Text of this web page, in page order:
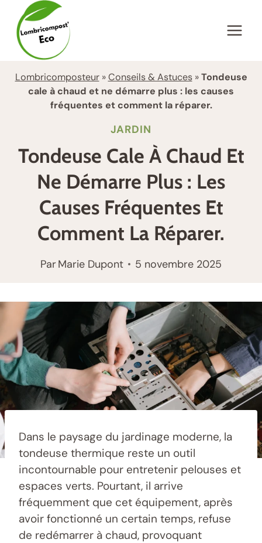
contenu
Lombricomposteur»Conseils & Astuces»Tondeuse
cale à chaud et ne démarre plus : les causes
fréquentes et comment la réparer.
JARDIN
Tondeuse Cale À Chaud Et
Ne Démarre Plus : Les
Causes Fréquentes Et
Comment La Réparer.
ParMarie Dupont 5 novembre 2025
Dans le paysage du jardinage moderne, la
tondeuse thermique reste un outil
incontournable pour entretenir pelouses et
espaces verts. Pourtant, il arrive
fréquemment que cet équipement, après
avoir fonctionné un certain temps, refuse
de redémarrer à chaud, provoquant